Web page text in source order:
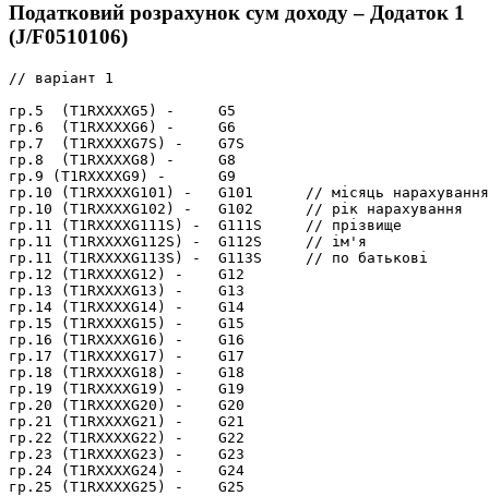
Податковий розрахунок сум доходу – Додаток 1
(J/F0510106)
// варіант 1
гр.5  (T1RXXXXG5) -     G5
гр.6  (T1RXXXXG6) -     G6
гр.7  (T1RXXXXG7S) -    G7S
гр.8  (T1RXXXXG8) -     G8
гр.9 (T1RXXXXG9) -      G9
гр.10 (T1RXXXXG101) -   G101      // місяць нарахування
гр.10 (T1RXXXXG102) -   G102      // рік нарахування
гр.11 (T1RXXXXG111S) -  G111S     // прізвище
гр.11 (T1RXXXXG112S) -  G112S     // ім'я
гр.11 (T1RXXXXG113S) -  G113S     // по батькові
гр.12 (T1RXXXXG12) -    G12
гр.13 (T1RXXXXG13) -    G13
гр.14 (T1RXXXXG14) -    G14
гр.15 (T1RXXXXG15) -    G15
гр.16 (T1RXXXXG16) -    G16
гр.17 (T1RXXXXG17) -    G17
гр.18 (T1RXXXXG18) -    G18
гр.19 (T1RXXXXG19) -    G19
гр.20 (T1RXXXXG20) -    G20
гр.21 (T1RXXXXG21) -    G21
гр.22 (T1RXXXXG22) -    G22
гр.23 (T1RXXXXG23) -    G23
гр.24 (T1RXXXXG24) -    G24
гр.25 (T1RXXXXG25) -    G25